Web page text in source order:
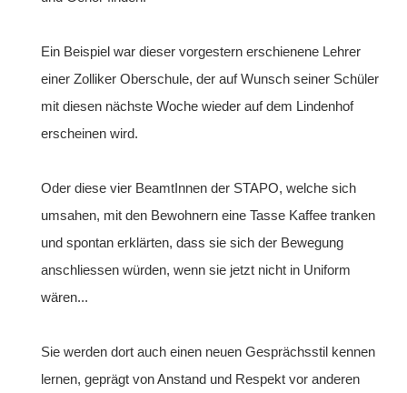
Ein Beispiel war dieser vorgestern erschienene Lehrer
einer Zolliker Oberschule, der auf Wunsch seiner Schüler
mit diesen nächste Woche wieder auf dem Lindenhof
erscheinen wird.
Oder diese vier BeamtInnen der STAPO, welche sich
umsahen, mit den Bewohnern eine Tasse Kaffee tranken
und spontan erklärten, dass sie sich der Bewegung
anschliessen würden, wenn sie jetzt nicht in Uniform
wären...
Sie werden dort auch einen neuen Gesprächsstil kennen
lernen, geprägt von Anstand und Respekt vor anderen